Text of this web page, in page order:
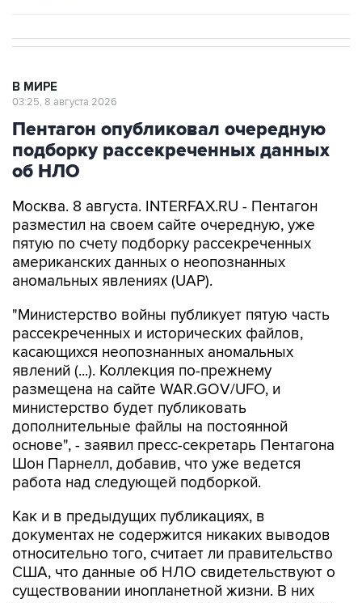
В МИРЕ
03:25, 8 августа 2026
Пентагон опубликовал очередную
подборку рассекреченных данных
об НЛО
Москва. 8 августа. INTERFAX.RU - Пентагон
разместил на своем сайте очередную, уже
пятую по счету подборку рассекреченных
американских данных о неопознанных
аномальных явлениях (UAP).
"Министерство войны публикует пятую часть
рассекреченных и исторических файлов,
касающихся неопознанных аномальных
явлений (...). Коллекция по-прежнему
размещена на сайте WAR.GOV/UFO, и
министерство будет публиковать
дополнительные файлы на постоянной
основе", - заявил пресс-секретарь Пентагона
Шон Парнелл, добавив, что уже ведется
работа над следующей подборкой.
Как и в предыдущих публикациях, в
документах не содержится никаких выводов
относительно того, считает ли правительство
США, что данные об НЛО свидетельствуют о
существовании инопланетной жизни. В них